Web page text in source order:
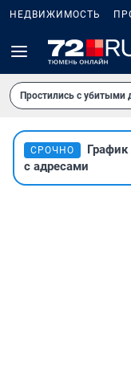
НЕДВИЖИМОСТЬ
Простились с убитыми
СРОЧНО
График
с адресами